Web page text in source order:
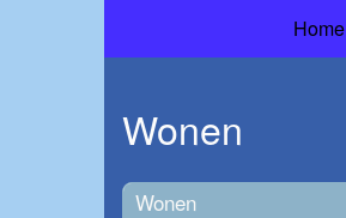
Home
Wonen
Wonen